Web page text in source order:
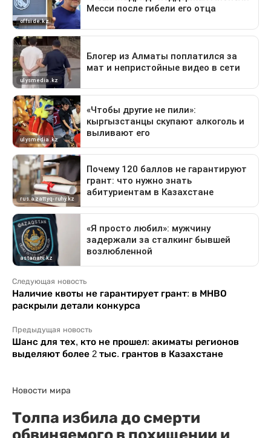
Следующая новость
Наличие квоты не гарантирует грант: в МНВО
раскрыли детали конкурса
Предыдущая новость
Шанс для тех, кто не прошел: акиматы регионов
выделяют более 2 тыс. грантов в Казахстане
Новости мира
Толпа избила до смерти